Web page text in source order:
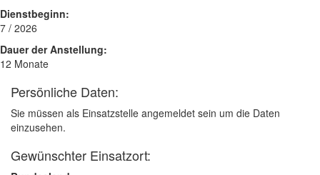
Dienstbeginn:
7 / 2026
Dauer der Anstellung:
12 Monate
Persönliche Daten:
Sie müssen als Einsatzstelle angemeldet sein um die Daten
einzusehen.
Gewünschter Einsatzort: